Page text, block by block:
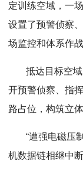
定训练空域，一
设置了预警侦察
场监控和体系作战
抵达目标空
开预警侦察、指
路占位，构筑立
“遭强电磁压
机数据链相继中